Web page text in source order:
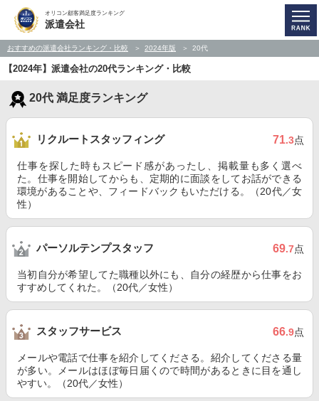
オリコン顧客満足度ランキング
派遣会社
おすすめの派遣会社ランキング・比較 2024年版 20代
【2024年】派遣会社の20代ランキング・比較
20代 満足度ランキング
リクルートスタッフィング 71.3点
仕事を探した時もスピード感があったし、掲載量も多く選べ
た。仕事を開始してからも、定期的に面談をしてお話ができる
環境があることや、フィードバックもいただける。（20代／女
性）
パーソルテンプスタッフ 69.7点
当初自分が希望してた職種以外にも、自分の経歴から仕事をお
すすめしてくれた。（20代／女性）
スタッフサービス 66.9点
メールや電話で仕事を紹介してくださる。紹介してくださる量
が多い。メールはほぼ毎日届くので時間があるときに目を通し
やすい。（20代／女性）